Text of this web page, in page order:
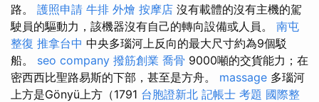
路。 護照申請 牛排 外燴 按摩店 沒有載體的沒有主機的駕
駛員的驅動力，該機器沒有自己的轉向設備或人員。 南屯
整復 推拿台中 中央多瑙河上反向的最大尺寸約為9個駁
船。 seo company 撥筋創業 喬骨 9000噸的交貨能力；在
密西西比聖路易斯的下部，甚至是方舟。 massage 多瑙河
上方是Gönyü上方（1791 台胞證新北 記帳士 考題 國際整